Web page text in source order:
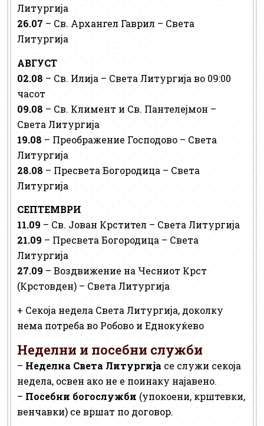
Литургија
26.07 – Св. Архангел Гаврил – Света
Литургија
АВГУСТ
02.08 – Св. Илија – Света Литургија во 09:00
часот
09.08 – Св. Климент и Св. Пантелејмон –
Света Литургија
19.08 – Преображение Господово – Света
Литургија
28.08 – Пресвета Богородица – Света
Литургија
СЕПТЕМВРИ
11.09 – Св. Јован Крстител – Света Литургија
21.09 – Пресвета Богородица – Света
Литургија
27.09 – Воздвижение на Чесниот Крст
(Крстовден) – Света Литургија
+ Секоја недела Света Литургија, доколку
нема потреба во Робово и Еднокуќево
Неделни и посебни служби
– Неделна Света Литургија се служи секоја
недела, освен ако не е поинаку најавено.
– Посебни богослужби (упокоени, крштевки,
венчавки) се вршат по договор.